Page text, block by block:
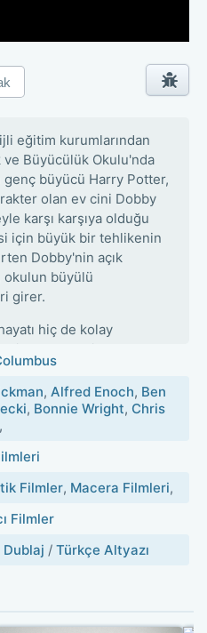
eğitim kurumlarından
ve Büyücülük Okulu'nda
genç büyücü Harry Potter,
olan ev cini Dobby
karşı karşıya olduğu
için büyük bir tehlikenin
Dobby'nin açık
okulun büyülü
girer.
hiç de kolay
ona karşı bir soğukluk
yılda da potansiyel
Bununla birlikte,
Draco Malfoy'un
şekilde azalmamıştır.
arkadaşları Ron ve
da, Hogwarts'taki bu
ve kararlılığını
çalışan ünlü yazar
öğrencileri, gizemli
başlarlar. Bu
, Alfred Enoch, Ben
, Bonnie Wright, Chris
,
Filmler, Macera Filmleri,
Filmler
/ Türkçe Altyazı